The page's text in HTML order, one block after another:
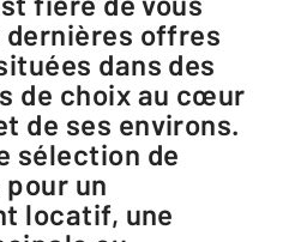
offres
dans des
de choix au cœur
de ses environs.
sélection de
un
locatif, une